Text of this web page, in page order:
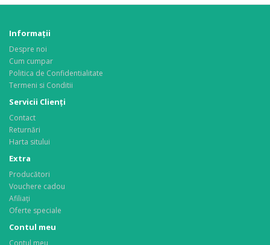
Informaţii
Despre noi
Cum cumpar
Politica de Confidentialitate
Termeni si Conditii
Servicii Clienţi
Contact
Returnări
Harta sitului
Extra
Producători
Vouchere cadou
Afiliaţi
Oferte speciale
Contul meu
Contul meu